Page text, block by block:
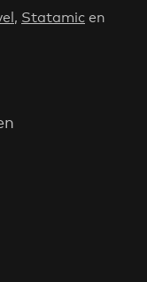
, Statamic en